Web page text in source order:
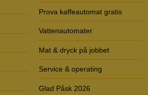
Prova kaffeautomat gratis
Vattenautomater
Mat & dryck på jobbet
Service & operating
Glad Påsk 2026